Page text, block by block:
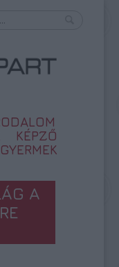
KÉPZŐ
GYERMEK
A